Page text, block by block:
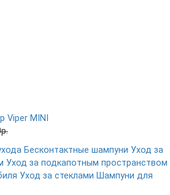
Viper MINI
Бесконтактные шампуни Уход за
Уход за подкапотным пространством
Уход за стеклами Шампуни для